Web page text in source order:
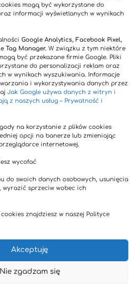
mogą być wykorzystane do
informacji wyświetlanych w wynikach
Google Analytics, Facebook Pixel,
Tag Manager. W związku z tym niektóre
być przekazane firmie Google. Pliki
do personalizacji reklam oraz
w wynikach wyszukiwania. Informacje
i wykorzystywania danych przez
Jak Google używa danych z witryn i
z naszych usług – Prywatność i
na korzystanie z plików cookies
opcji na banerze lub zmieniając
internetowej.
wycofać
do swoich danych osobowych, usunięcia
sprzeciw wobec ich
znajdziesz w naszej Polityce
Akceptuję
Nie zgadzam się
annua) wspomaga
CIN2/3 spowodowanych
macicy wirusem HPV
(genisteina) pomocne w
osteoporozy
leczenie infekcji szyjki
HPV
verum,
Antyoksydacyjne
Choroby serca
Infekcje wirusowe
niepłodności